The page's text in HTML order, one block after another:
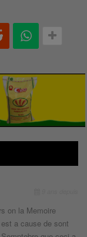
on la Memoire
a cause de sont